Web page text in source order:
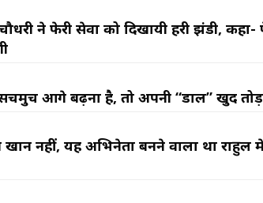
चौधरी ने फेरी सेवा को दिखायी हरी झंडी,
आगे बढ़ना है, तो अपनी “डाल” खुद
खान नहीं, यह अभिनेता बनने वाला था राहुल